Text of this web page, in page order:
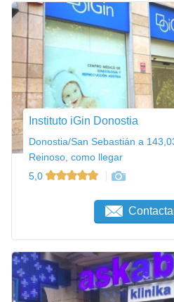
Instituto iGin Donostia
Donostia/San Sebastián a
Reinoso, como llegar
5,0